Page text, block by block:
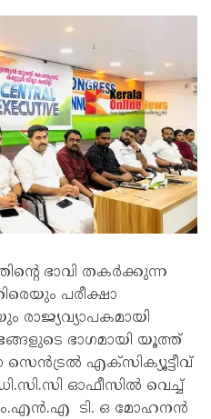
ഭാവി തകർക്കുന്ന
പരീക്ഷാ
രാജ്യവ്യാപകമായി
ഭാഗമായി യൂത്ത്
എക്സിക്യൂട്ടീവ്
ഓഫീസിൽ വെച്ച്
ടി. ഒ മോഹനൻ